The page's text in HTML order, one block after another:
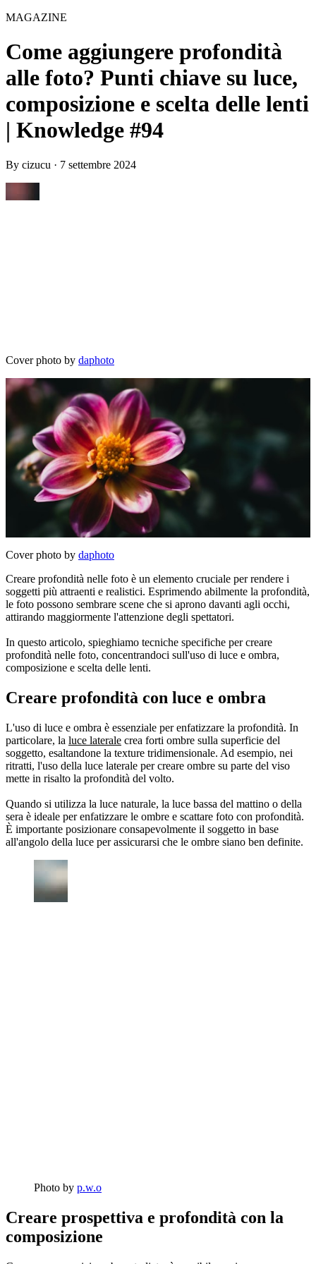
MAGAZINE
Come aggiungere profondità
alle foto? Punti chiave su luce,
composizione e scelta delle lenti
| Knowledge #94
By cizucu · 7 settembre 2024
Cover photo by daphoto
Cover photo by daphoto
Creare profondità nelle foto è un elemento cruciale per rendere i
soggetti più attraenti e realistici. Esprimendo abilmente la profondità,
le foto possono sembrare scene che si aprono davanti agli occhi,
attirando maggiormente l'attenzione degli spettatori.
In questo articolo, spieghiamo tecniche specifiche per creare
profondità nelle foto, concentrandoci sull'uso di luce e ombra,
composizione e scelta delle lenti.
Creare profondità con luce e ombra
L'uso di luce e ombra è essenziale per enfatizzare la profondità. In
particolare, la luce laterale crea forti ombre sulla superficie del
soggetto, esaltandone la texture tridimensionale. Ad esempio, nei
ritratti, l'uso della luce laterale per creare ombre su parte del viso
mette in risalto la profondità del volto.
Quando si utilizza la luce naturale, la luce bassa del mattino o della
sera è ideale per enfatizzare le ombre e scattare foto con profondità.
È importante posizionare consapevolmente il soggetto in base
all'angolo della luce per assicurarsi che le ombre siano ben definite.
Photo by p.w.o
Creare prospettiva e profondità con la
composizione